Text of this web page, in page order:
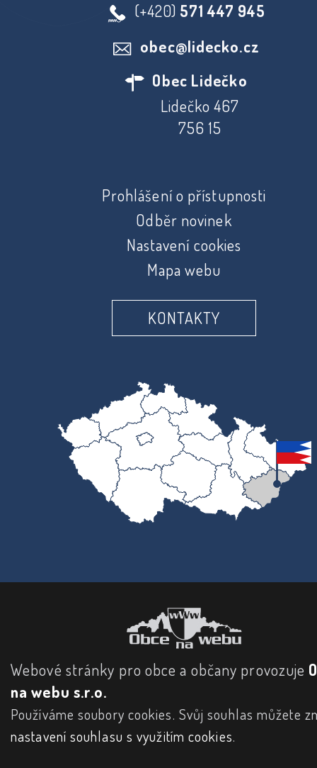
(+420) 571 447 945
obec@lidecko.cz
Obec Lidečko
Lidečko 467
756 15
Prohlášení o přístupnosti
Odběr novinek
Nastavení cookies
Mapa webu
KONTAKTY
Webové stránky pro obce a občany provozuje
na webu s.r.o.
Používáme soubory cookies. Svůj souhlas můžete
nastavení souhlasu s využitím cookies.